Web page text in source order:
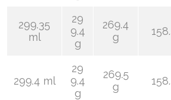
299.35
ml
29
9.4
g
269.4
g
299.4 ml
29
9.4
g
269.5
g